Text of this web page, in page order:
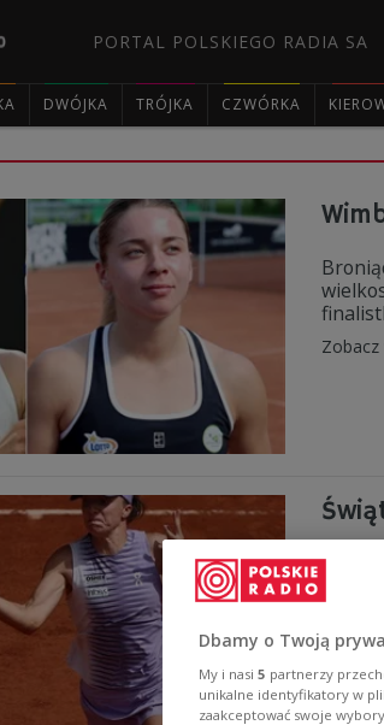
PORTAL POLSKIEGO RADIA SA
DWÓJKA TRÓJKA CZWÓRKA
Iga
Dbamy o Twoją
My i nasi 5 partnerzy
unikalne identyfikatory w
zaakceptować swoje